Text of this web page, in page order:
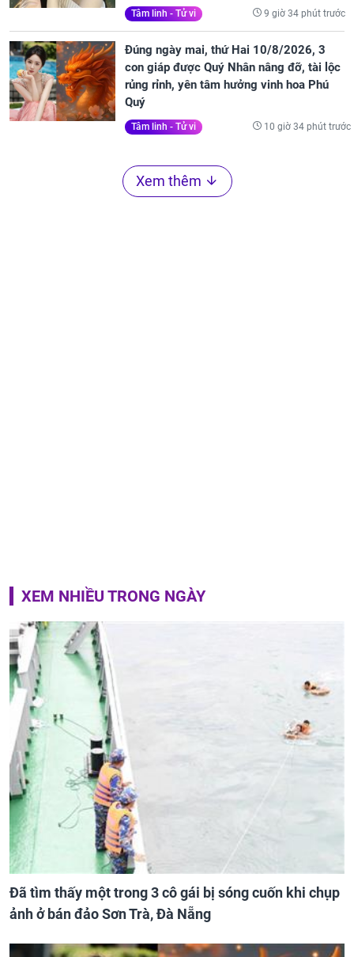
Tâm linh - Tử vi 9 giờ 34 phút trước
Đúng ngày mai, thứ Hai 10/8/2026, 3
con giáp được Quý Nhân nâng đỡ, tài lộc
rủng rỉnh, yên tâm hưởng vinh hoa Phú
Quý
Tâm linh - Tử vi 10 giờ 34 phút trước
Xem thêm
XEM NHIỀU TRONG NGÀY
Đã tìm thấy một trong 3 cô gái bị sóng cuốn khi chụp
ảnh ở bán đảo Sơn Trà, Đà Nẵng